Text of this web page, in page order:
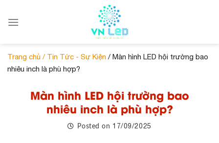
Trang chủ / Tin Tức - Sự Kiện / Màn hình LED hội trường bao
nhiêu inch là phù hợp?
Màn hình LED hội trường bao
nhiêu inch là phù hợp?
Posted on 17/09/2025